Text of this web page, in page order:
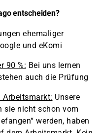
entscheiden?
ehemaliger
und eKomi
90 %: Bei uns lernen
auch die Prüfung
Arbeitsmarkt: Unsere
sie nicht schon vom
werden, haben